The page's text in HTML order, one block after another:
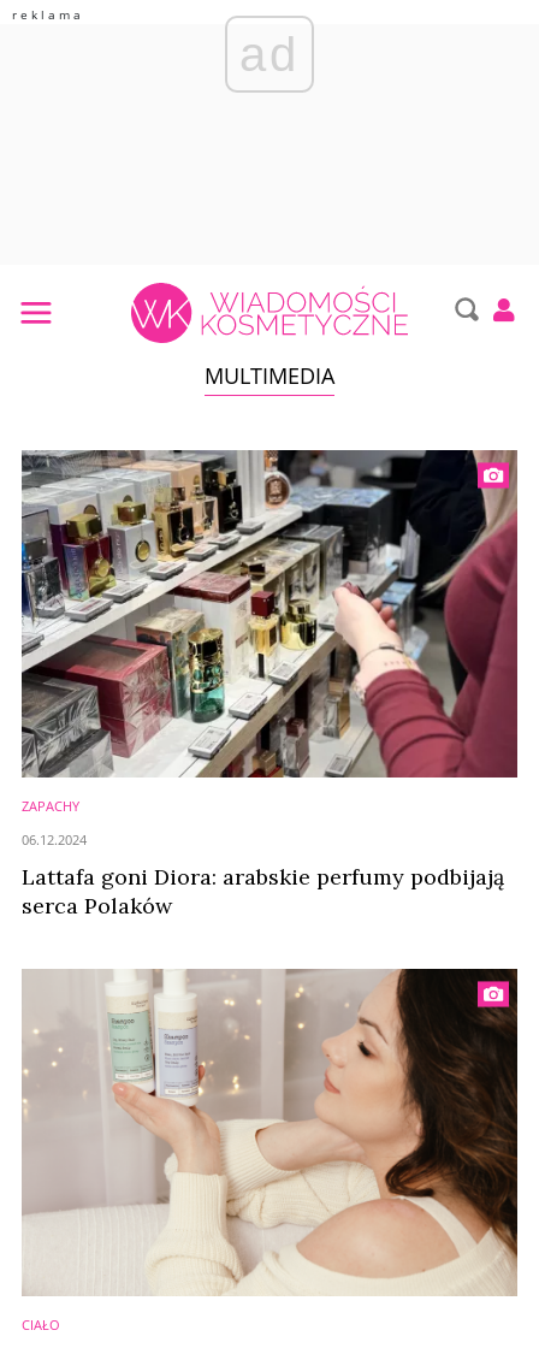
ad
MULTIMEDIA
ZAPACHY
Lattafa goni Diora: arabskie perfumy podbijają
serca Polaków
06.12.2024
CIAŁO